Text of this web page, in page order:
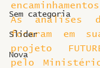
Sem categoria
Slider
Nova
As análises
focaram em
projeto
pelo